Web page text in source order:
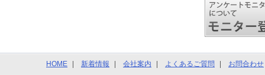
HOME 新着情報 会社案内 よくあるご質問 お問合わせ